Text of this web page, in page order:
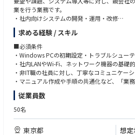
知識を共有する。
エスカレーション管理およびファブ／サイト
て、ローカルのアカウントチームエンジニア
スカレーションに至っていない課題への対応
の未然防止に貢献する。
ビジネス上の必要性に応じて、PM／BD／
技術ロードマップを理解し、装置停止時間の
の短縮を通じて、システム全体の生産性およ
く。
顧客に対して、会社を代表する立場としてプ
る。会社の製品ラインおよびFKMに関する知
ズが確認された際には、既存顧客および潜在
業を行う業務です。
・社内向けシステムの開発・運用・改修
・基幹システムの保守
・社内PCの管理
・社内ネットワーク、サーバーの管理
・社員の業務サポート（問合わせ対応・トラ
※社内LANの配線や、ネットワーク機器の管理
に簡単なデータの抽出や修正対応をお任せいた
■組織構成：
IT担当は現在1名です。親会社の担当者と連携
ットワーク環境の整備など進めていただきます
■働き方：
求める経験 / スキル
■必須条件
・Windows PCの初期設定・トラブルシュー
・社内LANやWi-Fi、ネットワーク機器の基礎
・非IT職の社員に対し、丁寧なコミュニケー
・マニュアル作成や手順の共通化など、「業
経験
■歓迎要件
・ベンダーコントロール経験（障害時の窓口
従業員数
50名
東京都 想